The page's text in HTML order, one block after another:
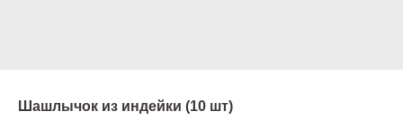
Шашлычок из индейки (10 шт)